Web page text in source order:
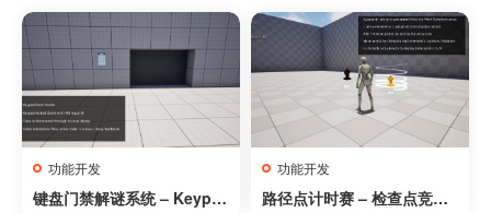
功能开发
键盘门禁解谜系统 – Keypa
功能开发
路径点计时赛 – 检查点竞赛